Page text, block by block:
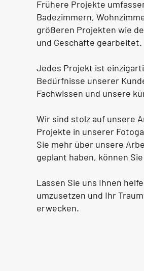
Frühere Projekte
Badezimmern,
größeren Projekten wie
und Geschäfte gearbeitet.
Jedes Projekt ist
Bedürfnisse unserer
Fachwissen und unsere
Wir sind stolz auf unsere
Projekte in unserer
Sie mehr über unsere
geplant haben, können
Lassen Sie uns Ihnen
umzusetzen und Ihr
erwecken.